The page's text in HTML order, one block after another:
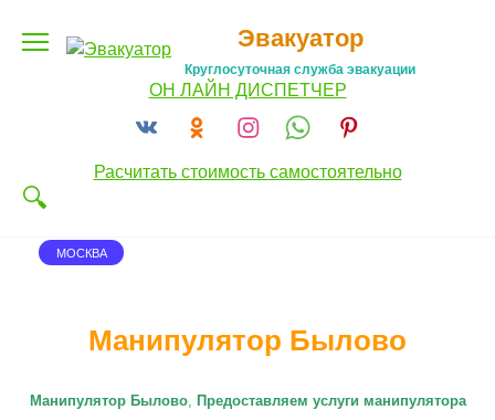
Эвакуатор
Круглосуточная служба эвакуации
ОН ЛАЙН ДИСПЕТЧЕР
Расчитать стоимость самостоятельно
МОСКВА
Манипулятор Былово
Манипулятор Былово, Предоставляем услуги манипулятора